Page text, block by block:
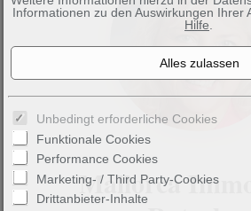
Mallorca
Informationen zu den Auswirkungen Ihrer
Hilfe
Unbedingt erforderliche Cookies
Funktionale Cookies
Performance Cookies
Marketing- / Third Party-Cookies
Drittanbieter-Inhalte